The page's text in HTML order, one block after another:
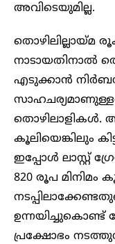
അവിടെയുമില്ല.
തൊഴിലില്ലായ്മ
നാടായതിനാൽ
എടുക്കാൻ
തൊഴിലാളികൾ.
കൂലിയെങ്കിലും
ഇപ്പോൾ ലാസ്റ്റ്
820 രൂപ
ഉന്നയിച്ചുകൊണ്ട്
പ്രക്ഷോഭം